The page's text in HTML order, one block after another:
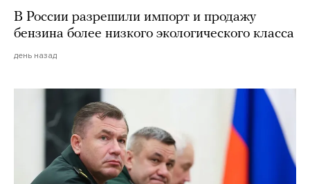
В России разрешили импорт и продажу
бензина более низкого экологического класса
день назад